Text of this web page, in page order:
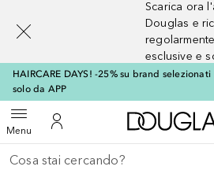
Scarica ora
Douglas e
esclusive e
HAIRCARE DAYS! -25% su brand selezionati
solo da APP
MenuApri menuAl Mio Account
Torna indietro
Esegui ricerca
[navigation.slideout.screenreader]